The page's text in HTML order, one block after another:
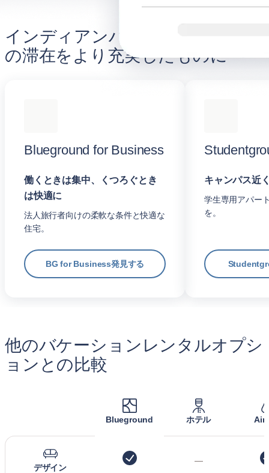
インディアンハーバービーチ で
の滞在をより充実したものに
Blueground for Business
働くときは集中、くつろぐとき
は快適に
法人旅行者向けの柔軟な条件と快適な
住宅。
BG for Business発見する
キャンパス近
学生専用アパー
を。
他のバケーションレンタルオプシ
ョンとの比較
Blueground ホテル
デザイン
—